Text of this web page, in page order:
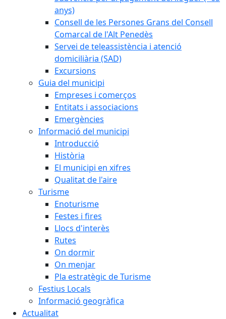
anys)
Consell de les Persones Grans del Consell
Comarcal de l'Alt Penedès
Servei de teleassistència i atenció
domiciliària (SAD)
Excursions
Guia del municipi
Empreses i comerços
Entitats i associacions
Emergències
Informació del municipi
Introducció
Història
El municipi en xifres
Qualitat de l'aire
Turisme
Enoturisme
Festes i fires
Llocs d'interès
Rutes
On dormir
On menjar
Pla estratègic de Turisme
Festius Locals
Informació geogràfica
Actualitat